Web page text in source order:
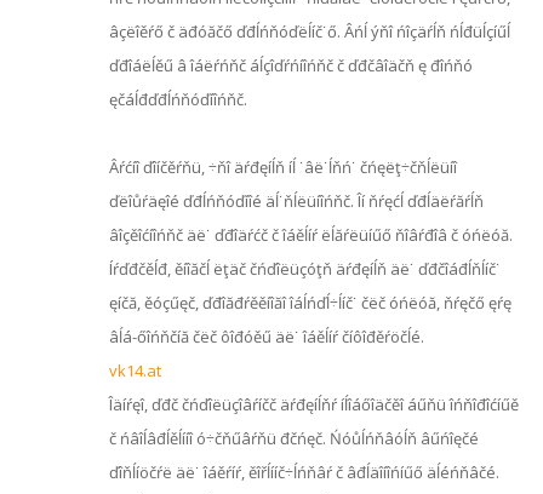
âçëîěŕő č äđóăčő ďđĺńňóďëĺíč˙ő. Âńĺ ýňî ńîçäŕĺň ńĺđüĺçíűĺ
ďđîáëĺěű â îáëŕńňč áĺçîďŕńíîńňč č ďđčâîäčň ę đîńňó
ęčáĺđďđĺńňóďíîńňč.
Âŕćíî ďîíčěŕňü, ÷ňî äŕđęíĺň íĺ ˙âë˙ĺňń˙ čńęëţ÷čňĺëüíî
ďëîůŕäęîé ďđĺńňóďíîé äĺ˙ňĺëüíîńňč. Îí ňŕęćĺ ďđĺäëŕăŕĺň
âîçěîćíîńňč äë˙ ďđîäŕćč č îáěĺíŕ ëĺăŕëüíűő ňîâŕđîâ č óńëóă.
Íŕďđčěĺđ, ěíîăčĺ ëţäč čńďîëüçóţň äŕđęíĺň äë˙ ďđčîáđĺňĺíč˙
ęíčă, ěóçűęč, ďđîăđŕěěíîăî îáĺńďĺ÷ĺíč˙ čëč óńëóă, ňŕęčő ęŕę
âĺá-őîńňčíă čëč ôîđóěű äë˙ îáěĺíŕ číôîđěŕöčĺé.
vk14.at
Îäíŕęî, ďđč čńďîëüçîâŕíčč äŕđęíĺňŕ íĺîáőîäčěî áűňü îńňîđîćíűě
č ńâîĺâđĺěĺííî ó÷čňűâŕňü đčńęč. Ńóůĺńňâóĺň âűńîęčé
ďîňĺíöčŕë äë˙ îáěŕíŕ, ěîřĺííč÷ĺńňâŕ č âđĺäîíîńíűő äĺéńňâčé.